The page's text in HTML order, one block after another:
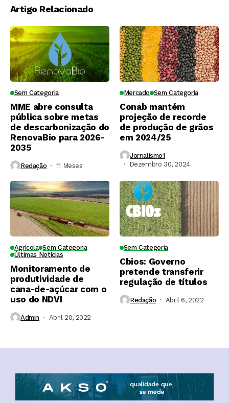
Artigo Relacionado
Sem Categoria
MME abre consulta
pública sobre metas
de descarbonização do
RenovaBio para 2026-
2035
Redação 11 Meses ⁮
Mercado Sem Categoria
Conab mantém
projeção de recorde
de produção de grãos
em 2024/25
Jornalismo1
Dezembro 30, 2024
Agrícola Sem Categoria
Últimas Notícias
Monitoramento de
produtividade de
cana-de-açúcar com o
uso do NDVI
Admin Abril 20, 2022
Sem Categoria
Cbios: Governo
pretende transferir
regulação de títulos
Redação Abril 6, 2022